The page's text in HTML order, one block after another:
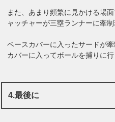
また、あまり頻繁に見かける場
ャッチャーが三塁ランナーに牽
ベースカバーに入ったサードが
カバーに入ってボールを捕りに行
4.最後に